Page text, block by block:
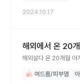
2024.10.17
해외에서 온 20
해외살다 온 20개월 아
여드름/피부염